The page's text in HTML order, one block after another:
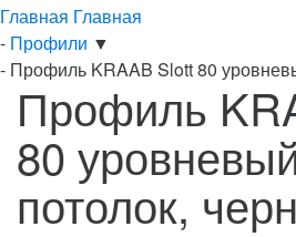
Главная Главная
- Профили ▼
- Профиль KRAAB Slott 80
Профиль
80
потолок,